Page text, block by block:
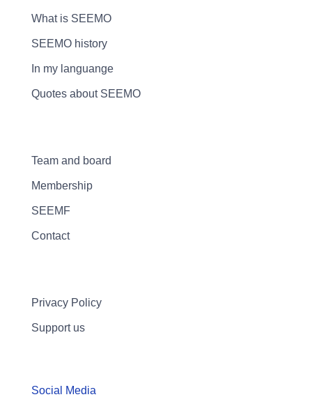
What is SEEMO
SEEMO history
In my languange
Quotes about SEEMO
Team and board
Membership
SEEMF
Contact
Privacy Policy
Support us
Social Media